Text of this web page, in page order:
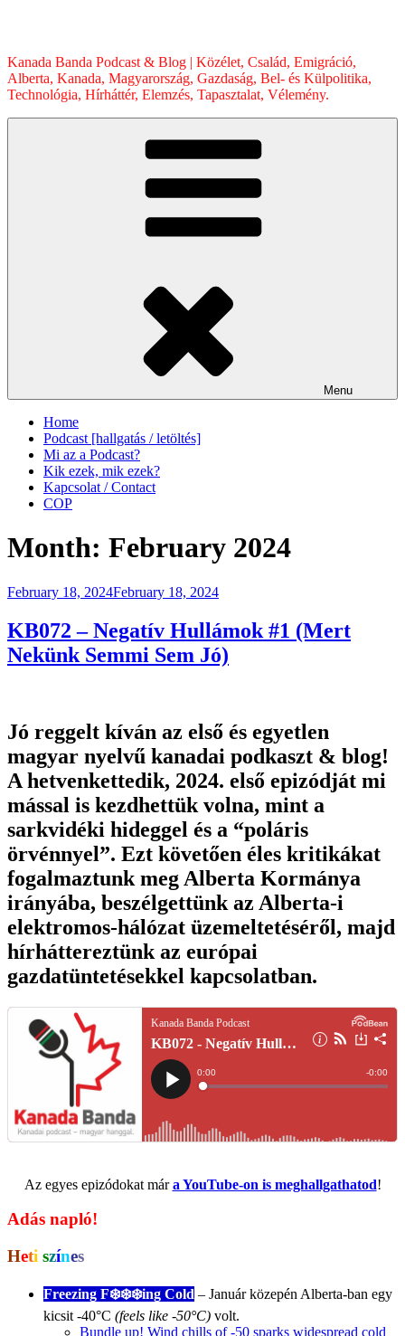
Kanada Banda Podcast & Blog | Közélet, Család, Emigráció,
Alberta, Kanada, Magyarország, Gazdaság, Bel- és Külpolitika,
Technológia, Hírháttér, Elemzés, Tapasztalat, Vélemény.
Menu
Home
Podcast [hallgatás / letöltés]
Mi az a Podcast?
Kik ezek, mik ezek?
Kapcsolat / Contact
COP
Month: February 2024
Posted
February 18, 2024February 18, 2024
KB072 – Negatív Hullámok #1 (Mert
Nekünk Semmi Sem Jó)
Jó reggelt kíván az első és egyetlen
magyar nyelvű kanadai podkaszt & blog!
A hetvenkettedik, 2024. első epizódját mi
mással is kezdhettük volna, mint a
sarkvidéki hideggel és a “poláris
örvénnyel”. Ezt követően éles kritikákat
fogalmaztunk meg Alberta Kormánya
irányába, beszélgettünk az Alberta-i
elektromos-hálózat üzemeltetéséről, majd
hírháttereztünk az európai
gazdatüntetésekkel kapcsolatban.
Az egyes epizódokat mára YouTube-on is meghallgathatod!
Adás napló!
Heti színes
Freezing F❄️❄️❄️ing Cold – Január közepén Alberta-ban egy
kicsit -40°C (feels like -50°C) volt.
Bundle up! Wind chills of -50 sparks widespread cold